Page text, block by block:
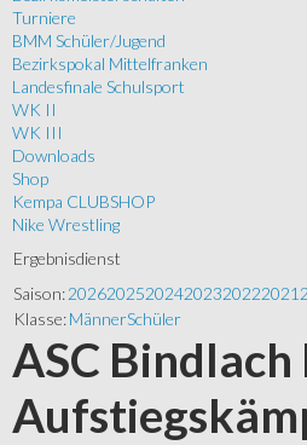
Turniere
BMM Schüler/Jugend
Bezirkspokal Mittelfranken
Landesfinale Schulsport
WK II
WK III
Downloads
Shop
Kempa CLUBSHOP
Nike Wrestling
Ergebnisdienst
Saison:202620252024202320222021
Klasse:MännerSchüler
ASC Bindlach